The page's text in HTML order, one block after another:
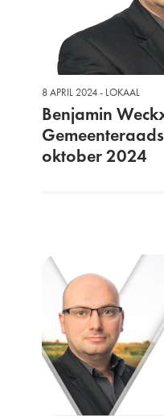
8 APRIL 2024 - LOKAAL
Benjamin
oktober 2024